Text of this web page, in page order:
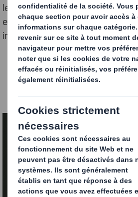
les consommateurs et les
e-commerce doivent eux aussi
impact environnemental.